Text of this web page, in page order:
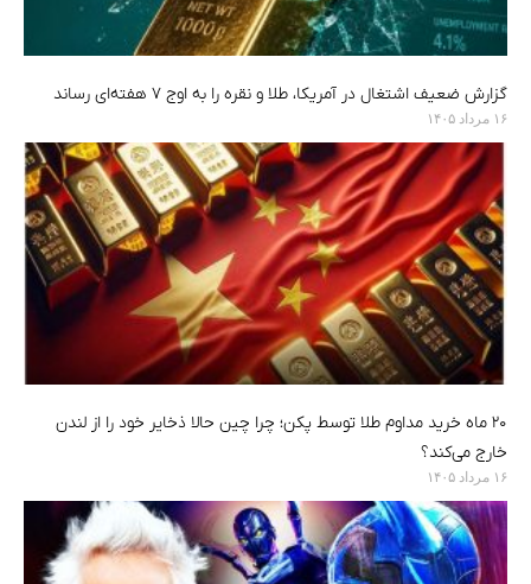
گزارش ضعیف اشتغال در آمریکا، طلا و نقره را به اوج ۷ هفته‌ای رساند
۱۶ مرداد ۱۴۰۵
۲۰ ماه خرید مداوم طلا توسط پکن؛ چرا چین حالا ذخایر خود را از لندن
خارج می‌کند؟
۱۶ مرداد ۱۴۰۵